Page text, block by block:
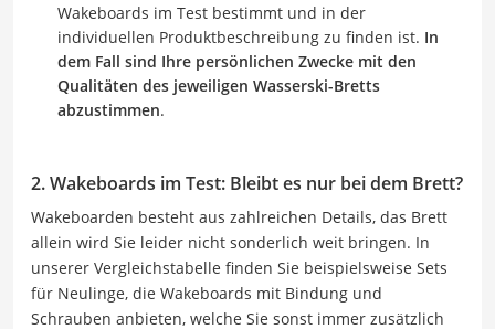
Wakeboards im Test bestimmt und in der
individuellen Produktbeschreibung zu finden ist. In
dem Fall sind Ihre persönlichen Zwecke mit den
Qualitäten des jeweiligen Wasserski-Bretts
abzustimmen.
2. Wakeboards im Test: Bleibt es nur bei dem Brett?
Wakeboarden besteht aus zahlreichen Details, das Brett
allein wird Sie leider nicht sonderlich weit bringen. In
unserer Vergleichstabelle finden Sie beispielsweise Sets
für Neulinge, die Wakeboards mit Bindung und
Schrauben anbieten, welche Sie sonst immer zusätzlich